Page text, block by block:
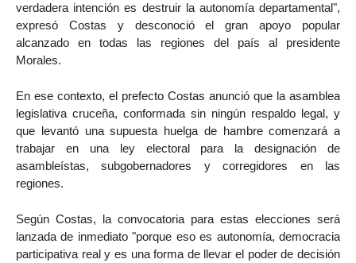
verdadera intención es destruir la autonomía departamental",
expresó Costas y desconoció el gran apoyo popular
alcanzado en todas las regiones del país al presidente
Morales.
En ese contexto, el prefecto Costas anunció que la asamblea
legislativa cruceña, conformada sin ningún respaldo legal, y
que levantó una supuesta huelga de hambre comenzará a
trabajar en una ley electoral para la designación de
asambleístas, subgobernadores y corregidores en las
regiones.
Según Costas, la convocatoria para estas elecciones será
lanzada de inmediato "porque eso es autonomía, democracia
participativa real y es una forma de llevar el poder de decisión